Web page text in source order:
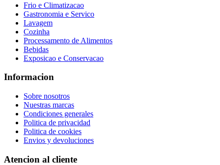
Frio e Climatizacao
Gastronomia e Servico
Lavagem
Cozinha
Processamento de Alimentos
Bebidas
Exposicao e Conservacao
Informacion
Sobre nosotros
Nuestras marcas
Condiciones generales
Politica de privacidad
Politica de cookies
Envios y devoluciones
Atencion al cliente